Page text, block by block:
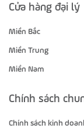
Cửa hàng đại lý
Miền Bắc
Miền Trung
Miền Nam
Chính sách
Chính sách kinh